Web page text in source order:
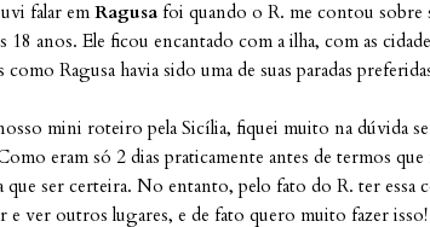
falar emRagusa foi quando o R. me contou sobre
18 anos. Ele ficou encantado com a ilha, com as
Ragusa havia sido uma de suas paradas
mini roteiro pela Sicília, fiquei muito na dúvida
eram só 2 dias praticamente antes de termos
que ser certeira. No entanto, pelo fato do R. ter essa
e ver outros lugares, e de fato quero muito fazer isso!